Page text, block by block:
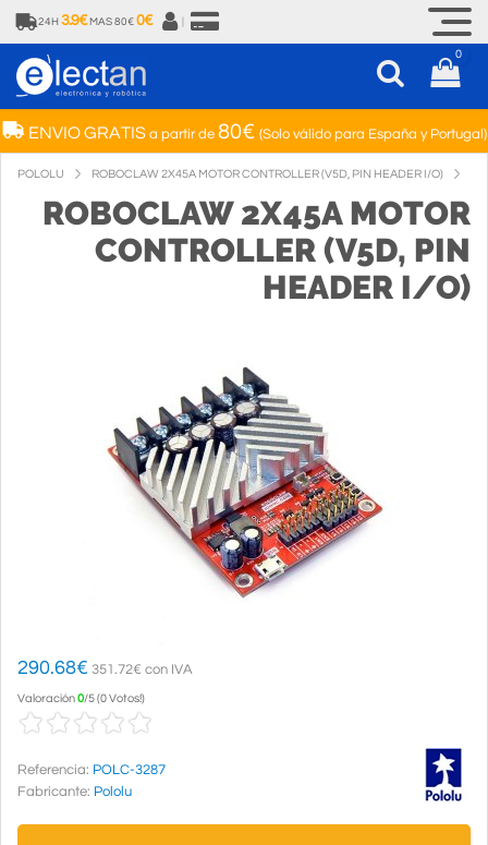
24H 3.9€ MAS 80€ 0€
0
ENVIO GRATISa partir de 80€ (Solo válido para España y Portugal)
POLOLU ROBOCLAW 2X45A MOTOR CONTROLLER (V5D, PIN HEADER I/O)
ROBOCLAW 2X45A MOTOR
CONTROLLER (V5D, PIN
HEADER I/O)
290.68€ 351.72€ con IVA
Valoración0/5(0 Votos!)
Referencia: POLC-3287
Fabricante: Pololu